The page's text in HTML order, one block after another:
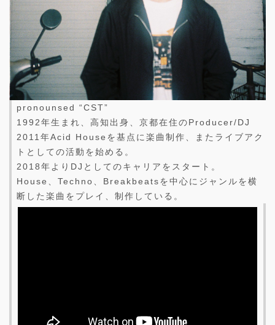
pronounsed “CST”
1992年生まれ、高知出身、京都在住のProducer/DJ
2011年Acid Houseを基点に楽曲制作、またライブアク
トとしての活動を始める。
2018年よりDJとしてのキャリアをスタート。
House、Techno、Breakbeatsを中心にジャンルを横
断した楽曲をプレイ、制作している。